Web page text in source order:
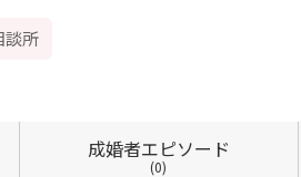
談所
成婚者エピソード
(0)